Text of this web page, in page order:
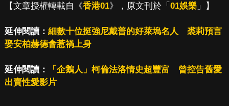
【文章授權轉載自《香港01》，原文刊於「 01娛樂」】
延伸閱讀： 細數十位挺強尼戴普的好萊塢名人 裘莉預言
娶安柏赫德會惹禍上身
延伸閱讀：
「企鵝人」柯倫法洛情史超豐富 曾控告舊愛
出賣性愛影片